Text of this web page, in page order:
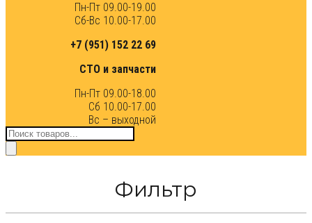
Пн-Пт 09.00-19.00
Сб-Вс 10.00-17.00
+7 (951) 152 22 69
СТО и запчасти
Пн-Пт 09.00-18.00
Сб 10.00-17.00
Вс – выходной
Поиск
товаров
Фильтр